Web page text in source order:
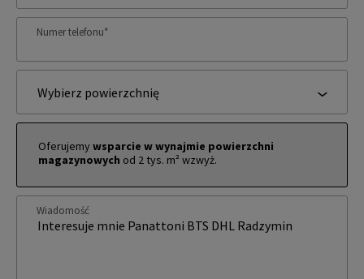
Numer telefonu*
Wybierz powierzchnię
Oferujemywsparcie w wynajmie powierzchni
magazynowych od 2 tys. m² wzwyż.
Wiadomość